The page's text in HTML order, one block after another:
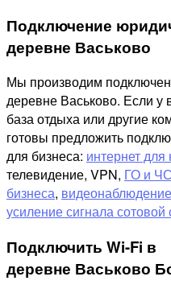
Подключение
деревне Васьково
Мы производим
деревне Васьково. Если у
база отдыха или другие
готовы предложить
для бизнеса: интернет
телевидение, VPN, ГО и
бизнеса, видеонаблюдение
усиление сигнала сотовой
Подключить Wi-Fi в
деревне Васьково